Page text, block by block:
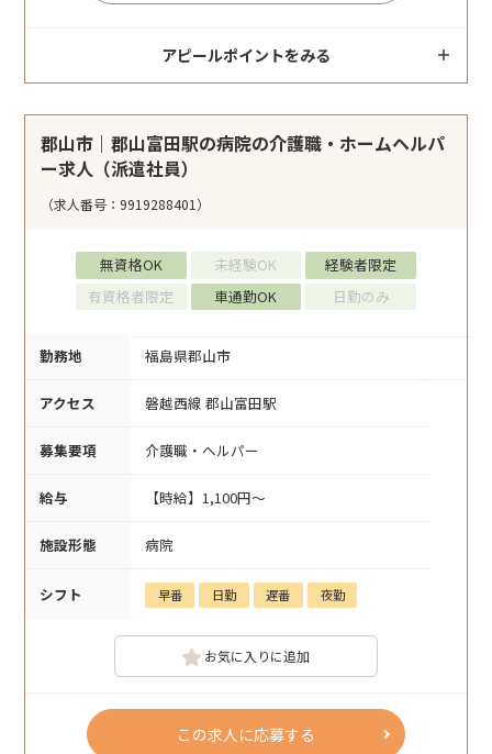
アピールポイントをみる
郡山市｜郡山富田駅の病院の介護職・ホームヘルパ
ー求人（派遣社員）
（求人番号：9919288401）
無資格OK 未経験OK
経験者限定
有資格者限定
車通勤OK 日勤のみ
勤務地 福島県郡山市
アクセス 磐越西線 郡山富田駅
募集要項 介護職・ヘルパー
給与 【時給】1,100円～
施設形態 病院
シフト 早番 日勤 遅番 夜勤
お気に入りに追加
この求人に応募する